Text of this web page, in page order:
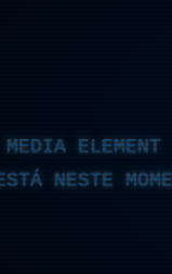
ELEMENT
NESTE